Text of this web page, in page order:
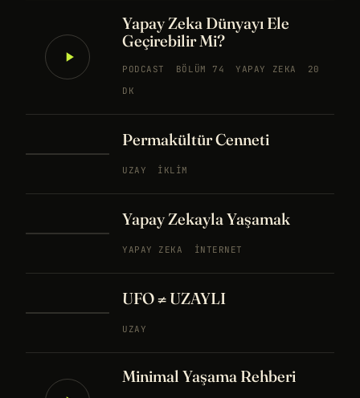
Yapay Zeka Dünyayı Ele
Geçirebilir Mi?
PODCAST BÖLÜM 74 YAPAY ZEKA
20
DK
Permakültür Cenneti
UZAY İKLIM
Yapay Zekayla Yaşamak
YAPAY ZEKA İNTERNET
UFO ≠ UZAYLI
UZAY
Minimal Yaşama Rehberi